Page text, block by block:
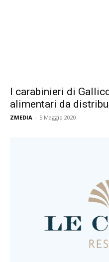
I carabinieri di
alimentari da
ZMEDIA - 5 Maggio 2020